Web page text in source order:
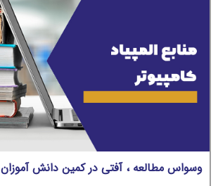
وسواس مطالعه ، آفتی در کمین دانش آموزان